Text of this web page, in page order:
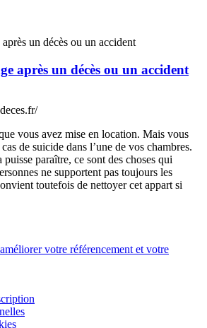
après un décès ou un accident
vous avez mise en location. Mais vous
de suicide dans l’une de vos chambres.
paraître, ce sont des choses qui
ne supportent pas toujours les
toutefois de nettoyer cet appart si